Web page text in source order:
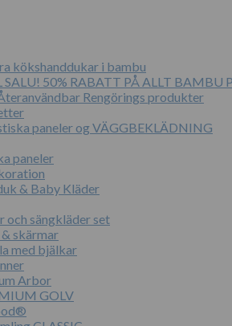
kökshanddukar i bambu
50% RABATT PÅ ALLT BAMBU
Rengörings produkter
paneler og VÄGGBEKLÄDNING
paneler
& Baby Kläder
och sängkläder set
skärmar
med bjälkar
Arbor
GOLV